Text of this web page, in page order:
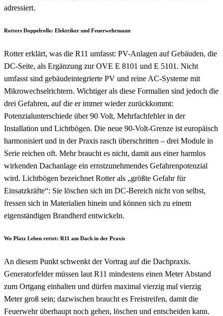
adressiert.
Rotters Doppelrolle: Elektriker und Feuerwehrmann
Rotter erklärt, was die R11 umfasst: PV-Anlagen auf Gebäuden, die
DC-Seite, als Ergänzung zur OVE E 8101 und E 5101. Nicht
umfasst sind gebäudeintegrierte PV und reine AC-Systeme mit
Mikrowechselrichtern. Wichtiger als diese Formalien sind jedoch die
drei Gefahren, auf die er immer wieder zurückkommt:
Potenzialunterschiede über 90 Volt, Mehrfachfehler in der
Installation und Lichtbögen. Die neue 90-Volt-Grenze ist europäisch
harmonisiert und in der Praxis rasch überschritten – drei Module in
Serie reichen oft. Mehr braucht es nicht, damit aus einer harmlos
wirkenden Dachanlage ein ernstzunehmendes Gefahrenpotenzial
wird. Lichtbögen bezeichnet Rotter als „größte Gefahr für
Einsatzkräfte“: Sie löschen sich im DC-Bereich nicht von selbst,
fressen sich in Materialien hinein und können sich zu einem
eigenständigen Brandherd entwickeln.
Wo Platz Leben rettet: R11 am Dach in der Praxis
An diesem Punkt schwenkt der Vortrag auf die Dachpraxis.
Generatorfelder müssen laut R11 mindestens einen Meter Abstand
zum Ortgang einhalten und dürfen maximal vierzig mal vierzig
Meter groß sein; dazwischen braucht es Freistreifen, damit die
Feuerwehr überhaupt noch gehen, löschen und entscheiden kann.